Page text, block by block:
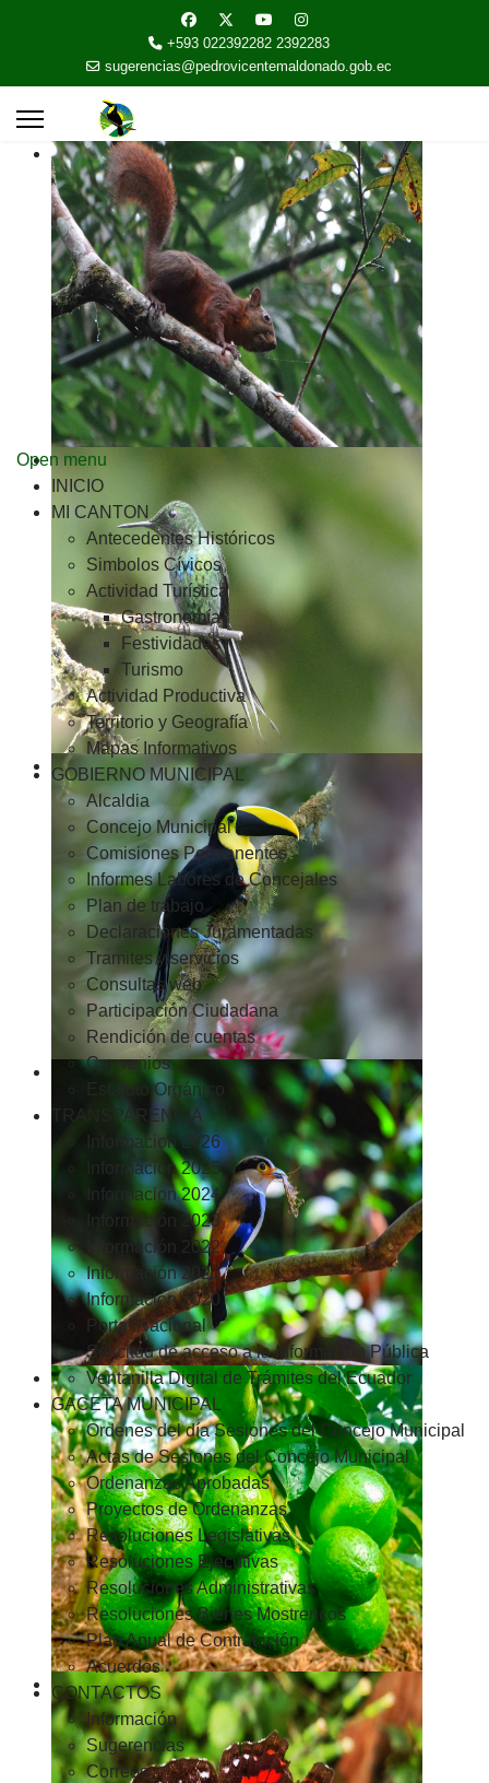
+593 022392282 2392283
sugerencias@pedrovicentemaldonado.gob.ec
Open menu
INICIO
MI CANTON
Antecedentes Históricos
Simbolos Cívicos
Actividad Turística
Gastronomía
Festividades
Turismo
Actividad Productiva
Territorio y Geografía
Mapas Informativos
GOBIERNO MUNICIPAL
Alcaldia
Concejo Municipal
Comisiones Permanentes
Informes Labores de Concejales
Plan de trabajo
Declaraciones Juramentadas
Tramites y servicios
Consultas web
Participación Ciudadana
Rendición de cuentas
Convenios
Estatuto Orgánico
TRANSPARENCIA
Informacion 2026
Informacion 2025
Informacion 2024
Información 2023
Información 2022
Información 2021
Información 2020
Portal Nacional
Solicitud de acceso a la Información Pública
Ventanilla Digital de Trámites del Ecuador
GACETA MUNICIPAL
Ordenes del día Sesiones del Concejo Municipal
Actas de Sesiones del Concejo Municipal
Ordenanzas Aprobadas
Proyectos de Ordenanzas
Resoluciones Legislativas
Resoluciones Ejecutivas
Resoluciones Administrativas
Resoluciones Bienes Mostrencos
Plan Anual de Contratación
Acuerdos
CONTACTOS
Información
Sugerencias
Correos